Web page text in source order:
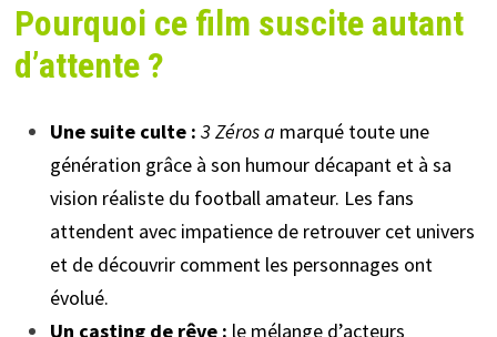
Pourquoi ce film suscite autant
d’attente ?
Une suite culte : 3 Zéros a marqué toute une
génération grâce à son humour décapant et à sa
vision réaliste du football amateur. Les fans
attendent avec impatience de retrouver cet univers
et de découvrir comment les personnages ont
évolué.
Un casting de rêve : le mélange d’acteurs